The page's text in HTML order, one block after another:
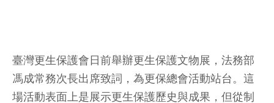
臺灣更生保護會日前舉辦更生保護文物展，法務部
馮成常務次長出席致詞，為更保總會活動站台。這
場活動表面上是展示更生保護歷史與成果，但從制